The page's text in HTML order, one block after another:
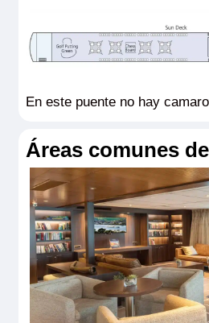
En este puente no hay
Áreas comunes